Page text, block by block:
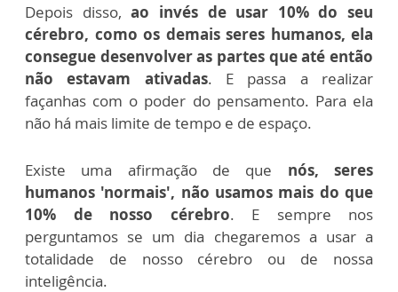
Depois disso,ao invés de usar 10% do seu
cérebro, como os demais seres humanos, ela
consegue desenvolver as partes que até então
não estavam ativadas. E passa a realizar
façanhas com o poder do pensamento. Para ela
não há mais limite de tempo e de espaço.
Existe uma afirmação de que nós, seres
humanos 'normais', não usamos mais do que
10% de nosso cérebro. E sempre nos
perguntamos se um dia chegaremos a usar a
totalidade de nosso cérebro ou de nossa
inteligência.